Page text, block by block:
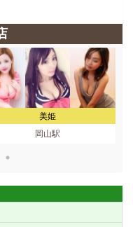
美姫
岡山駅